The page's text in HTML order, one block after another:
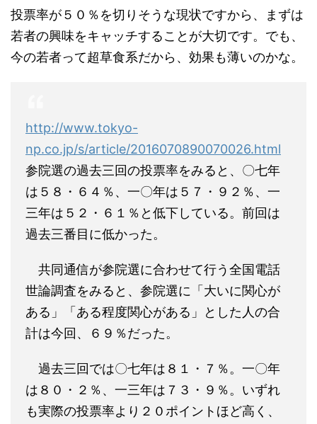
投票率が５０％を切りそうな現状ですから、まずは
若者の興味をキャッチすることが大切です。でも、
今の若者って超草食系だから、効果も薄いのかな。
http://www.tokyo-
np.co.jp/s/article/2016070890070026.html
参院選の過去三回の投票率をみると、〇七年
は５８・６４％、一〇年は５７・９２％、一
三年は５２・６１％と低下している。前回は
過去三番目に低かった。
共同通信が参院選に合わせて行う全国電話
世論調査をみると、参院選に「大いに関心が
ある」「ある程度関心がある」とした人の合
計は今回、６９％だった。
過去三回では〇七年は８１・７％。一〇年
は８０・２％、一三年は７３・９％。いずれ
も実際の投票率より２０ポイントほど高く、